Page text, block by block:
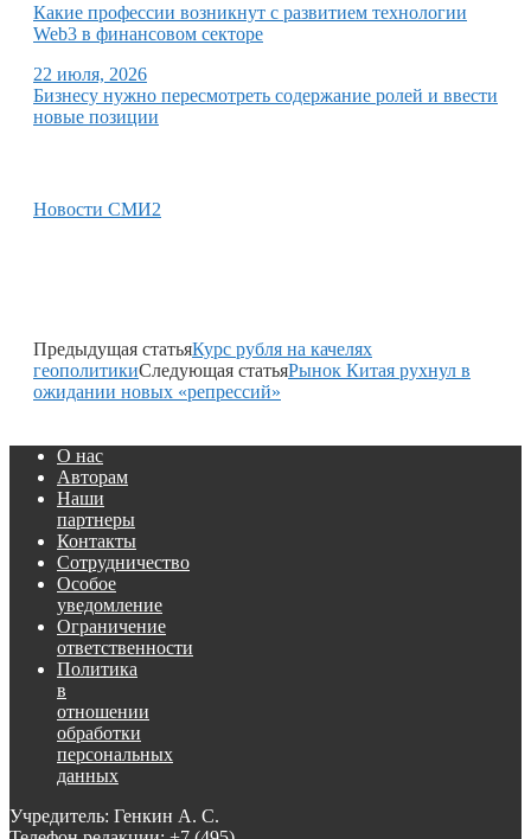
Какие профессии возникнут с развитием технологии
Web3 в финансовом секторе
22 июля, 2026
Бизнесу нужно пересмотреть содержание ролей и ввести
новые позиции
Новости СМИ2
Предыдущая статьяКурс рубля на качелях
геополитикиСледующая статьяРынок Китая рухнул в
ожидании новых «репрессий»
О нас
Авторам
Наши
партнеры
Контакты
Сотрудничество
Особое
уведомление
Ограничение
ответственности
Политика
в
отношении
обработки
персональных
данных
Учредитель: Генкин А. С.